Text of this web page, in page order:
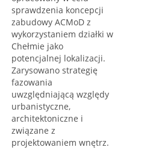
sprawdzenia koncepcji
zabudowy ACMoD z
wykorzystaniem działki w
Chełmie jako
potencjalnej lokalizacji.
Zarysowano strategię
fazowania
uwzględniającą względy
urbanistyczne,
architektoniczne i
związane z
projektowaniem wnętrz.